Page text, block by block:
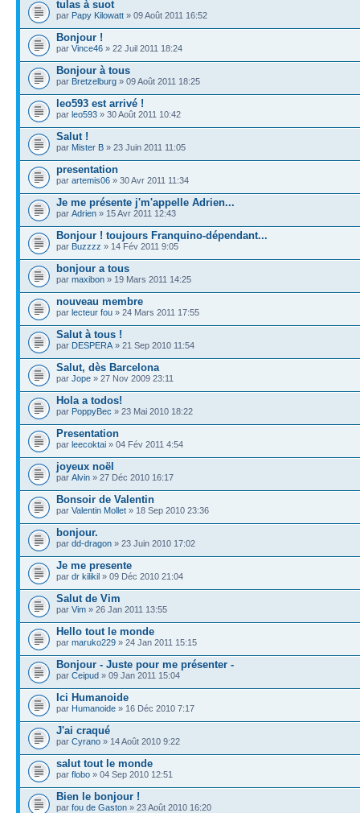
tulas à suot
par Papy Kilowatt » 09 Août 2011 16:52
Bonjour !
par Vince46 » 22 Juil 2011 18:24
Bonjour à tous
par Bretzelburg » 09 Août 2011 18:25
leo593 est arrivé !
par leo593 » 30 Août 2011 10:42
Salut !
par Mister B » 23 Juin 2011 11:05
presentation
par artemis06 » 30 Avr 2011 11:34
Je me présente j'm'appelle Adrien...
par Adrien » 15 Avr 2011 12:43
Bonjour ! toujours Franquino-dépendant...
par Buzzzz » 14 Fév 2011 9:05
bonjour a tous
par maxibon » 19 Mars 2011 14:25
nouveau membre
par lecteur fou » 24 Mars 2011 17:55
Salut à tous !
par DESPERA » 21 Sep 2010 11:54
Salut, dès Barcelona
par Jope » 27 Nov 2009 23:11
Hola a todos!
par PoppyBec » 23 Mai 2010 18:22
Presentation
par leecoktai » 04 Fév 2011 4:54
joyeux noël
par Alvin » 27 Déc 2010 16:17
Bonsoir de Valentin
par Valentin Mollet » 18 Sep 2010 23:36
bonjour.
par dd-dragon » 23 Juin 2010 17:02
Je me presente
par dr kilikil » 09 Déc 2010 21:04
Salut de Vim
par Vim » 26 Jan 2011 13:55
Hello tout le monde
par maruko229 » 24 Jan 2011 15:15
Bonjour - Juste pour me présenter -
par Ceipud » 09 Jan 2011 15:04
Ici Humanoide
par Humanoide » 16 Déc 2010 7:17
J'ai craqué
par Cyrano » 14 Août 2010 9:22
salut tout le monde
par flobo » 04 Sep 2010 12:51
Bien le bonjour !
par fou de Gaston » 23 Août 2010 16:20